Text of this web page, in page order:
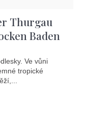
Thurgau
Baden
Ve vůni
tropické